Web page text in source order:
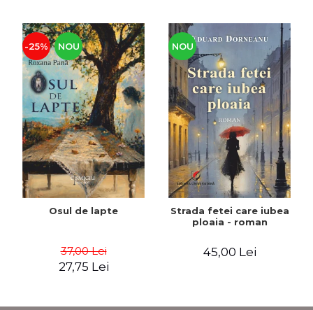
-25% NOU
Osul de lapte
37,00 Lei
27,75 Lei
NOU
Strada fetei care iubea
ploaia - roman
45,00 Lei